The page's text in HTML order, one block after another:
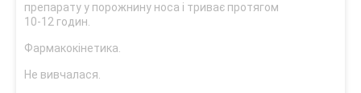
препарату у порожнину носа і триває протягом
10‑12 годин.
Фармакокінетика.
Не вивчалася.